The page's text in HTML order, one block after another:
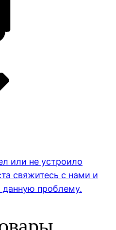
или не устроило
свяжитесь с нами и
проблему.